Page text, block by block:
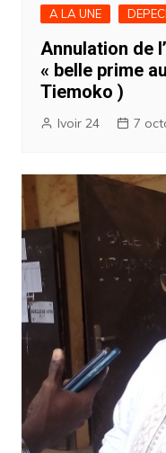
A LA UNE
Annulation de
« belle prime
Tiemoko )
Ivoir 24 7